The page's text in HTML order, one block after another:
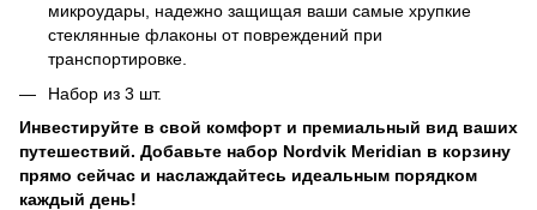
микроудары, надежно защищая ваши самые хрупкие
стеклянные флаконы от повреждений при
транспортировке.
Набор из 3 шт.
Инвестируйте в свой комфорт и премиальный вид ваших
путешествий. Добавьте набор Nordvik Meridian в корзину
прямо сейчас и наслаждайтесь идеальным порядком
каждый день!